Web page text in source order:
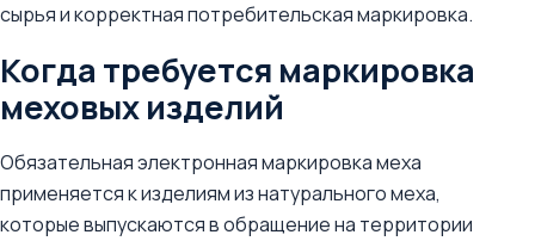
сырья и корректная потребительская маркировка.
Когда требуется маркировка
меховых изделий
Обязательная электронная маркировка меха
применяется к изделиям из натурального меха,
которые выпускаются в обращение на территории